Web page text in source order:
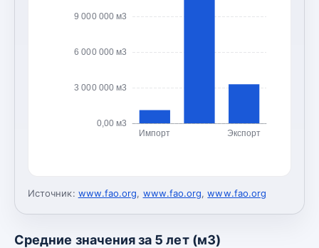
0,00 м3
3 000 000 м3
6 000 000 м3
9 000 000 м3
Импорт Экспорт
Источник: www.fao.org, www.fao.org,www.fao.org
Средние значения за 5 лет (м3)